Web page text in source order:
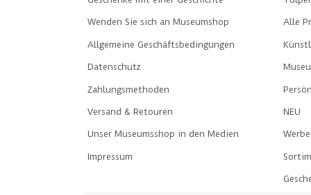
Wenden Sie sich an Museumshop
Allgemeine Geschäftsbedingungen
Datenschutz
Zahlungsmethoden
Versand & Retouren
Unser Museumsshop in den Medien
Impressum
Alle
NEU